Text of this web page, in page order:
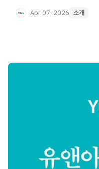
Apr 07, 2026 소개